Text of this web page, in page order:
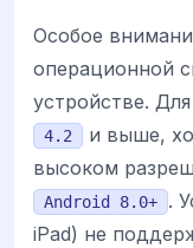
Особое
операционной
устройстве.
4.2
и выше,
высоком
Android 8.0+
.
iPad) не